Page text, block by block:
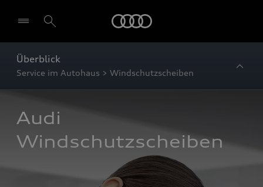
Überblick
Service im Autohaus > Windschutzscheiben
Audi
Windschutzscheiben